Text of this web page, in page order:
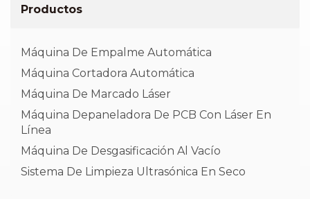
Productos
Máquina De Empalme Automática
Máquina Cortadora Automática
Máquina De Marcado Láser
Máquina Depaneladora De PCB Con Láser En
Línea
Máquina De Desgasificación Al Vacío
Sistema De Limpieza Ultrasónica En Seco